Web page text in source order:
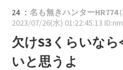
24 ： 名も無きハンターHR774
2023/07/26(水) 01:22:45.13
欠けS3くらいな
いと思うよ